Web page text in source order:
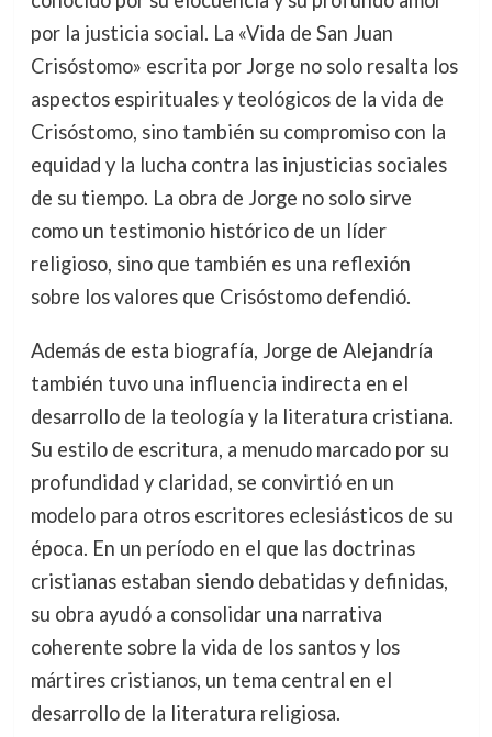
por la justicia social. La «Vida de San Juan
Crisóstomo» escrita por Jorge no solo resalta los
aspectos espirituales y teológicos de la vida de
Crisóstomo, sino también su compromiso con la
equidad y la lucha contra las injusticias sociales
de su tiempo. La obra de Jorge no solo sirve
como un testimonio histórico de un líder
religioso, sino que también es una reflexión
sobre los valores que Crisóstomo defendió.
Además de esta biografía, Jorge de Alejandría
también tuvo una influencia indirecta en el
desarrollo de la teología y la literatura cristiana.
Su estilo de escritura, a menudo marcado por su
profundidad y claridad, se convirtió en un
modelo para otros escritores eclesiásticos de su
época. En un período en el que las doctrinas
cristianas estaban siendo debatidas y definidas,
su obra ayudó a consolidar una narrativa
coherente sobre la vida de los santos y los
mártires cristianos, un tema central en el
desarrollo de la literatura religiosa.